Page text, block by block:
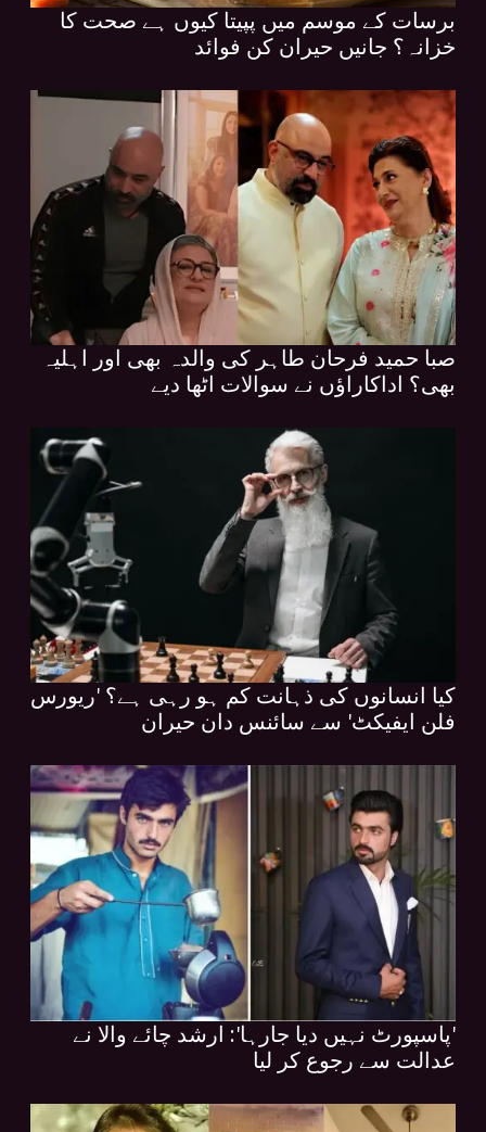
برسات کے موسم میں پپیتا کیوں ہے صحت کا
خزانہ؟ جانیں حیران کن فوائد
صبا حمید فرحان طاہر کی والدہ بھی اور اہلیہ
بھی؟ اداکاراؤں نے سوالات اٹھا دیے
کیا انسانوں کی ذہانت کم ہو رہی ہے؟ 'ریورس
فلن ایفیکٹ' سے سائنس دان حیران
'پاسپورٹ نہیں دیا جارہا': ارشد چائے والا نے
عدالت سے رجوع کر لیا